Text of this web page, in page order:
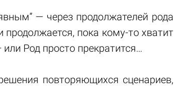
— через продолжателей рода
пока кому-то хватит
Род просто прекратится…
повторяющихся сценариев,